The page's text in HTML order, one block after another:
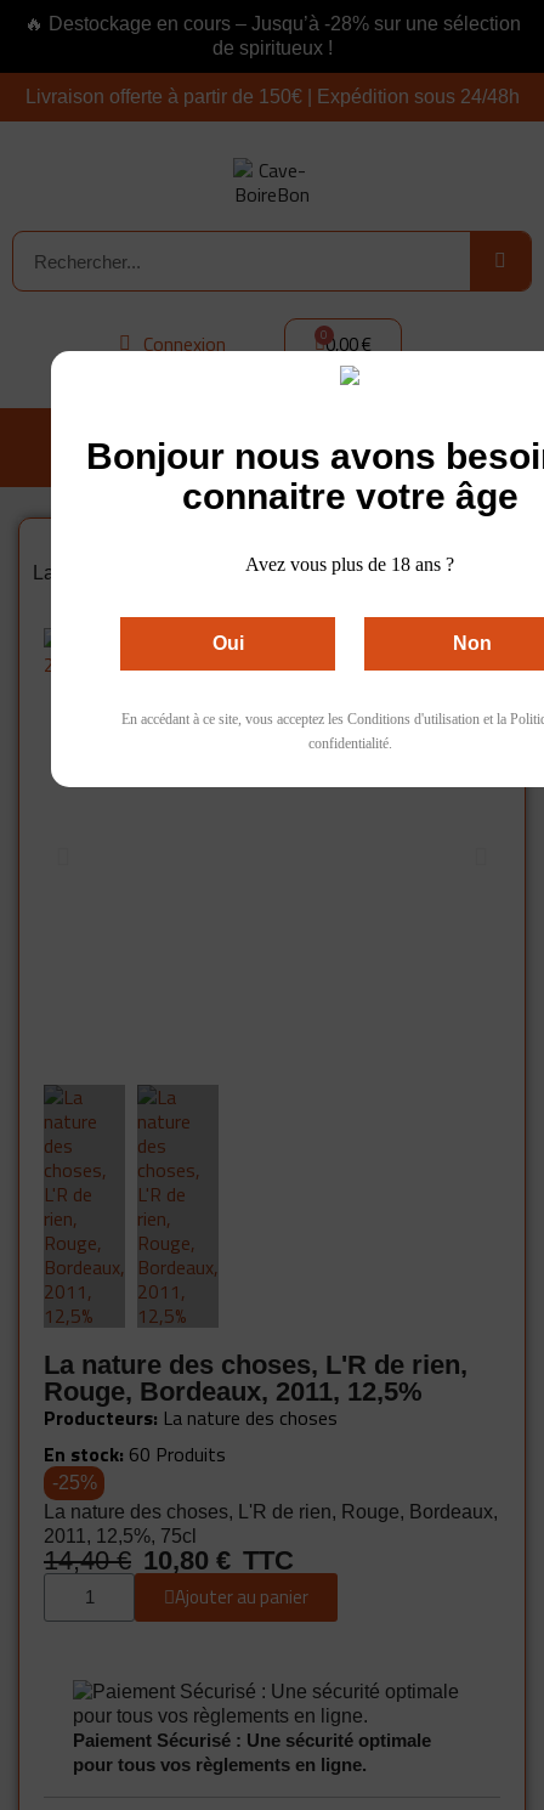
Bonjour nous avons
connaitre votre âge
Avez vous plus de 18 ans ?
Oui Non
En accédant à ce site, vous acceptez les Conditions d'utilisation et la
confidentialité.
🔥 Destockage en cours – Jusqu’à -28% sur une sélection
de spiritueux !
Livraison offerte à partir de 150€ | Expédition sous 24/48h
Connexion 0,00 €
La nature des choses, L'R de rien, Rouge, Bordeaux,
La nature des choses, L'R de rien,
Rouge, Bordeaux, 2011, 12,5%
Producteurs La nature des choses
En stock 60 Produits
-25%
La nature des choses, L'R de rien, Rouge, Bordeaux,
2011, 12,5%, 75cl
14,40 € 10,80 € TTC
Ajouter au panier
Paiement Sécurisé : Une sécurité optimale
pour tous vos règlements en ligne.